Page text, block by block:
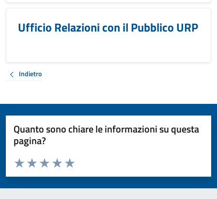
Ufficio Relazioni con il Pubblico URP
Indietro
Quanto sono chiare le informazioni su questa
pagina?
Valuta da 1 a 5 stelle la pagina
Valuta 5 stelle su 5
Valuta 4 stelle su 5
Valuta 3 stelle su 5
Valuta 2 stelle su 5
Valuta 1 stelle su 5